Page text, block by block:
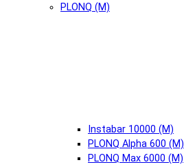
PLONQ (М)
Instabar 10000 (М)
PLONQ Alpha 600 (М)
PLONQ Max 6000 (М)